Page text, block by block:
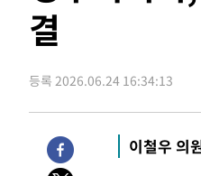
46.35%
-20000초 전 >
득표
-17918초 전 >
정상
-5925초 전 >"얼마나 더웠으면
-5852초 전 >손흥민, 68분 뛰
-5124초 전 >
'2경기 연속 침묵'
-3876초 전 >
결
등록 2026.06.24 16:34:13
이철우 의